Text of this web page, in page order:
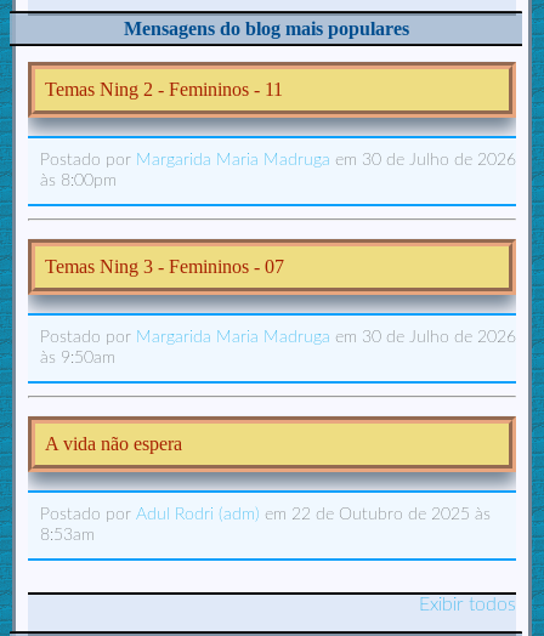
Mensagens do blog mais populares
Temas Ning 2 - Femininos - 11
Postado por Margarida Maria Madruga em 30 de Julho de 2026
às 8:00pm
Temas Ning 3 - Femininos - 07
Postado por Margarida Maria Madruga em 30 de Julho de 2026
às 9:50am
A vida não espera
Postado por Adul Rodri (adm) em 22 de Outubro de 2025 às
8:53am
Exibir todos